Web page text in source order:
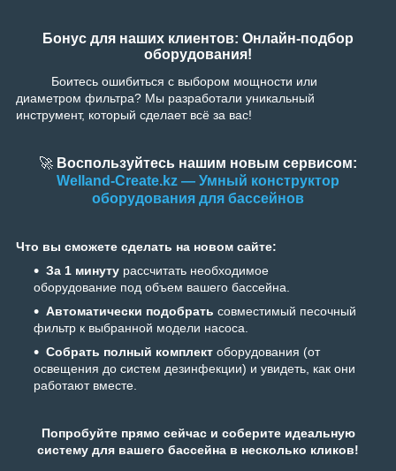
Бонус для наших клиентов: Онлайн-подбор
оборудования!
Боитесь ошибиться с выбором мощности или
диаметром фильтра? Мы разработали уникальный
инструмент, который сделает всё за вас!
🚀 Воспользуйтесь нашим новым сервисом:
Welland-Create.kz — Умный конструктор
оборудования для бассейнов
Что вы сможете сделать на новом сайте:
За 1 минуту рассчитать необходимое
оборудование под объем вашего бассейна.
Автоматически подобрать совместимый песочный
фильтр к выбранной модели насоса.
Собрать полный комплект оборудования (от
освещения до систем дезинфекции) и увидеть, как они
работают вместе.
Попробуйте прямо сейчас и соберите идеальную
систему для вашего бассейна в несколько кликов!